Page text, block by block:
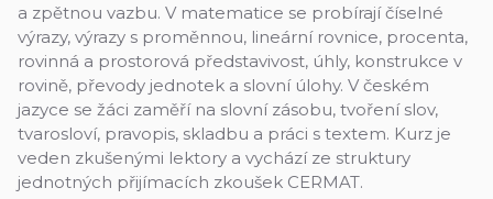
a zpětnou vazbu. V matematice se probírají číselné
výrazy, výrazy s proměnnou, lineární rovnice, procenta,
rovinná a prostorová představivost, úhly, konstrukce v
rovině, převody jednotek a slovní úlohy. V českém
jazyce se žáci zaměří na slovní zásobu, tvoření slov,
tvarosloví, pravopis, skladbu a práci s textem. Kurz je
veden zkušenými lektory a vychází ze struktury
jednotných přijímacích zkoušek CERMAT.